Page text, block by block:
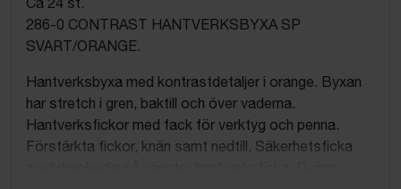
286-0 CONTRAST HANTVERKSBYXA SP
SVART/ORANGE.
Hantverksbyxa med kontrastdetaljer i orange. Byxan
har stretch i gren, baktill och över vaderna.
Hantverksfickor med fack för verktyg och penna.
Förstärkta fickor, knän samt nedtill. Säkerhetsficka